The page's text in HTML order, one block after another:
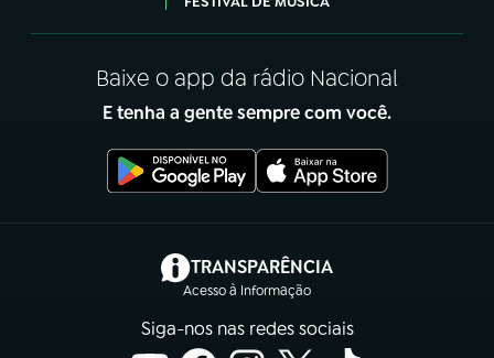
Baixe o app da rádio Nacional
E tenha a gente sempre com você.
TRANSPARÊNCIA
Acesso à Informação
(abre em nova aba)
Siga-nos nas redes sociais